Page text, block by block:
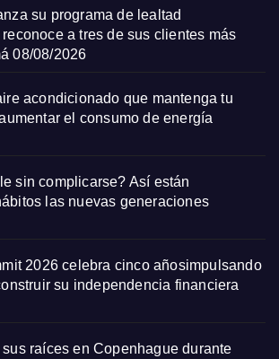
su programa de lealtad
reconoce a tres de sus clientes más
08/08/2026
acondicionado que mantenga tu
el consumo de energía
sin complicarse? Así están
las nuevas generaciones
2026 celebra cinco añosimpulsando
su independencia financiera
raíces en Copenhague durante